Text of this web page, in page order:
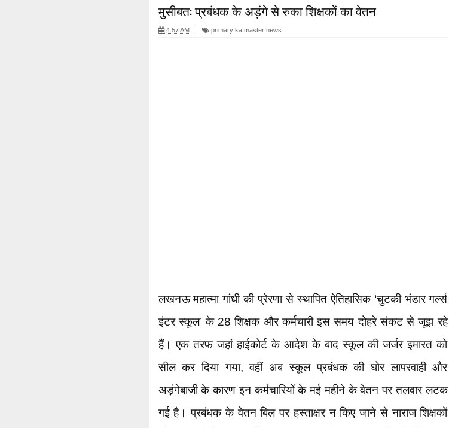
मुसीबत: प्रबंधक के अड़ंगे से रुका शिक्षकों का वेतन
4:57 AM primary ka master news
लखनऊ महात्मा गांधी की प्रेरणा से स्थापित ऐतिहासिक ‘चुटकी भंडार गर्ल्स
इंटर स्कूल’ के 28 शिक्षक और कर्मचारी इस समय दोहरे संकट से जूझ रहे
हैं। एक तरफ जहां हाईकोर्ट के आदेश के बाद स्कूल की जर्जर इमारत को
सील कर दिया गया, वहीं अब स्कूल प्रबंधक की घोर लापरवाही और
अड़ंगेबाजी के कारण इन कर्मचारियों के मई महीने के वेतन पर तलवार लटक
गई है। प्रबंधक के वेतन बिल पर हस्ताक्षर न किए जाने से नाराज शिक्षकों